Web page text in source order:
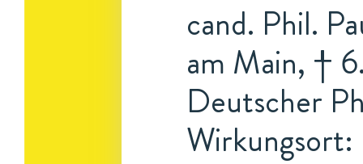
cand. Phil.
am Main, †
Deutscher